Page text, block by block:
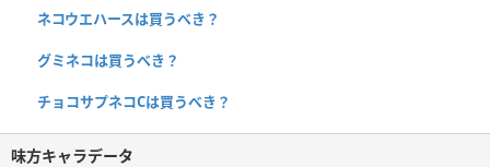
ネコウエハースは買うべき？
グミネコは買うべき？
チョコサプネコCは買うべき？
味方キャラデータ